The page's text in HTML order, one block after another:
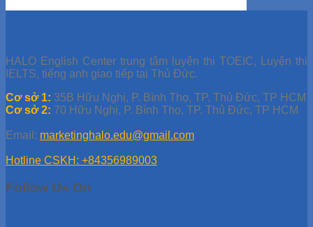
HALO English Center trung tâm luyện thi TOEIC, Luyện thi
IELTS, tiếng anh giao tiếp tại Thủ Đức.
Cơ sở 1: 35B Hữu Nghị, P. Bình Thọ, TP. Thủ Đức, TP HCM
Cơ sở 2: 70 Hữu Nghị, P. Bình Thọ, TP. Thủ Đức, TP HCM
Email: marketinghalo.edu@gmail.com
Hotline CSKH: +84356989003
Follow Us On